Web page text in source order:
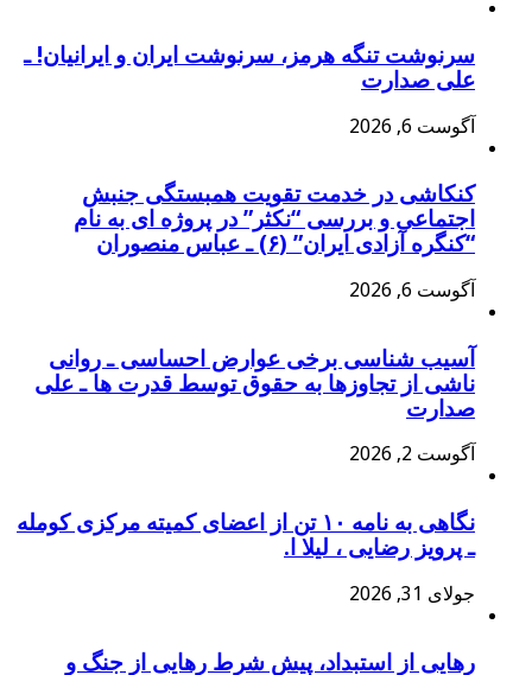
سرنوشت تنگه هرمز، سرنوشت ایران و ایرانیان! ـ
علی صدارت
آگوست 6, 2026
کنکاشی در خدمت تقویت همبستگی جنبش
اجتماعی و بررسی “نکثر” در پروژه ای به نام
“کنگره آزادی ایران” (۶) ـ عباس منصوران
آگوست 6, 2026
آسیب شناسی برخی عوارض احساسی ـ روانی
ناشی از تجاوزها به حقوق توسط قدرت ها ـ علی
صدارت
آگوست 2, 2026
نگاهی به نامه ۱۰ تن از اعضای کمیته مرکزی کومله
ـ پرویز رضایی ، لیلا ا.
جولای 31, 2026
رهایی از استبداد، پیش شرط رهایی از جنگ و